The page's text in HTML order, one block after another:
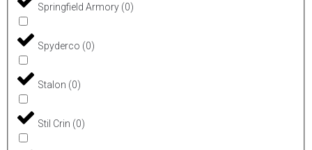
Springfield Armory (0)
Spyderco (0)
Stalon (0)
Stil Crin (0)